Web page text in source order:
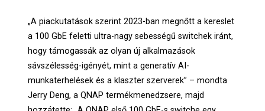
„A piackutatások szerint 2023-ban megnőtt a kereslet
a 100 GbE feletti ultra-nagy sebességű switchek iránt,
hogy támogassák az olyan új alkalmazások
sávszélesség-igényét, mint a generatív AI-
munkaterhelések és a klaszter szerverek” – mondta
Jerry Deng, a QNAP termékmenedzsere, majd